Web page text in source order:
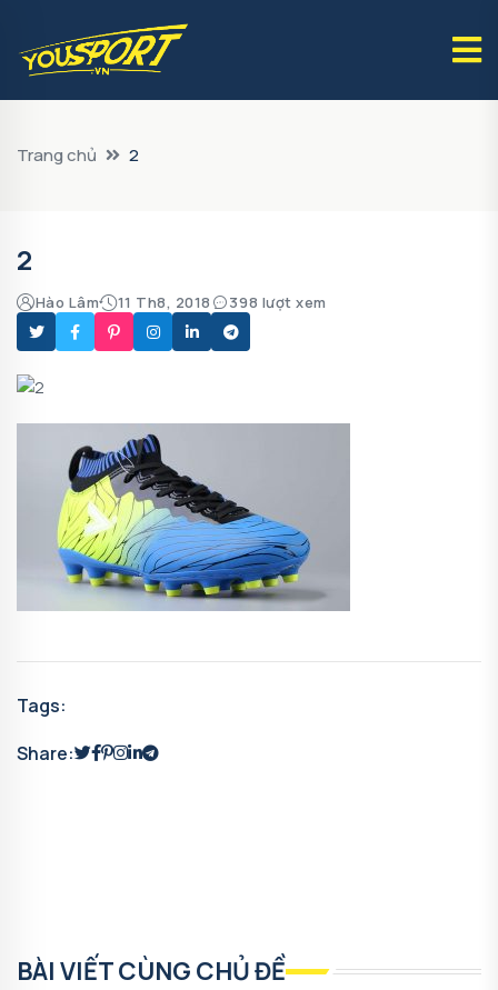
Trang chủ 2
2
Hào Lâm 11 Th8, 2018 398 lượt xem
Tags:
Share:
BÀI VIẾT CÙNG CHỦ ĐỀ